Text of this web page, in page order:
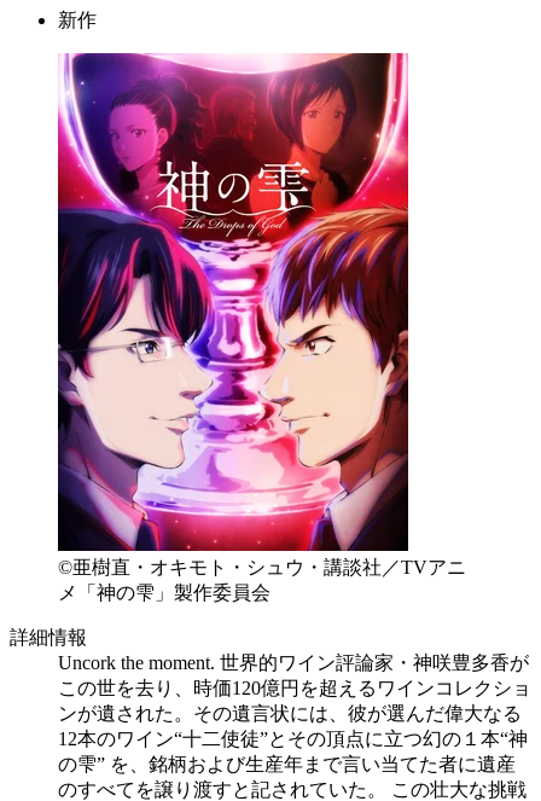
新作
©亜樹直・オキモト・シュウ・講談社／TVアニ
メ「神の雫」製作委員会
詳細情報
Uncork the moment. 世界的ワイン評論家・神咲豊多香が
この世を去り、時価120億円を超えるワインコレクショ
ンが遺された。その遺言状には、彼が選んだ偉大なる
12本のワイン“十二使徒”とその頂点に立つ幻の１本“神
の雫” を、銘柄および生産年まで言い当てた者に遺産
のすべてを譲り渡すと記されていた。 この壮大な挑戦